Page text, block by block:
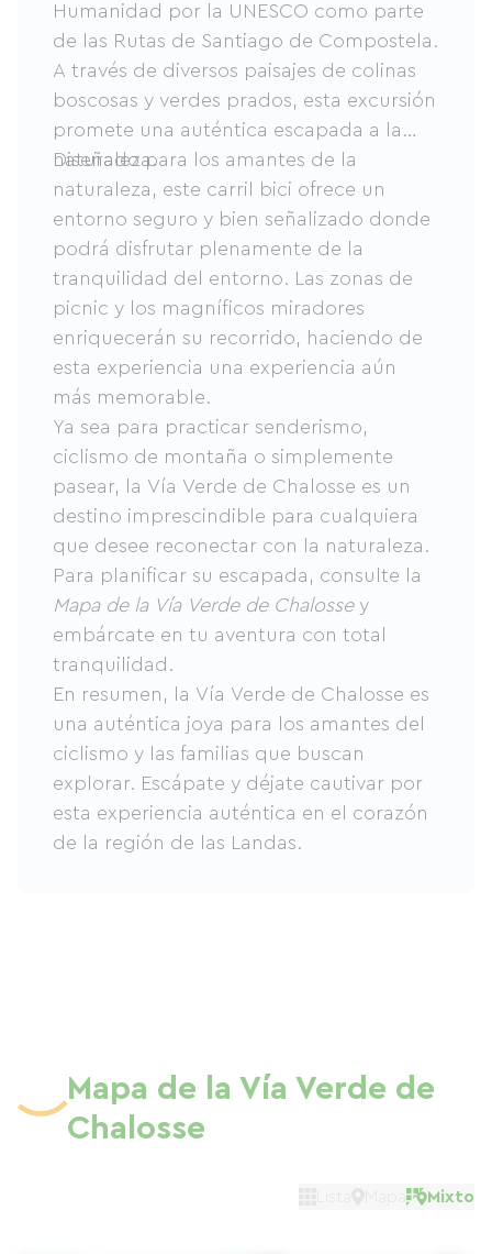
Humanidad por la UNESCO como parte
de las Rutas de Santiago de Compostela.
A través de diversos paisajes de colinas
boscosas y verdes prados, esta excursión
promete una auténtica escapada a la
naturaleza.
Diseñado para los amantes de la
naturaleza, este carril bici ofrece un
entorno seguro y bien señalizado donde
podrá disfrutar plenamente de la
tranquilidad del entorno. Las zonas de
picnic y los magníficos miradores
enriquecerán su recorrido, haciendo de
esta experiencia una experiencia aún
más memorable.
Ya sea para practicar senderismo,
ciclismo de montaña o simplemente
pasear, la Vía Verde de Chalosse es un
destino imprescindible para cualquiera
que desee reconectar con la naturaleza.
Para planificar su escapada, consulte la
Mapa de la Vía Verde de Chalossey
embárcate en tu aventura con total
tranquilidad.
En resumen, la Vía Verde de Chalosse es
una auténtica joya para los amantes del
ciclismo y las familias que buscan
explorar. Escápate y déjate cautivar por
esta experiencia auténtica en el corazón
de la región de las Landas.
Mapa de la Vía Verde de
Chalosse
Mixto